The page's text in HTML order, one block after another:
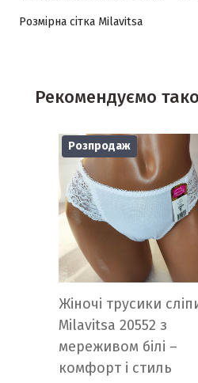
Розмірна сітка Milavitsa
Рекомендуємо
Розпродаж
Жіночі трусики
Milavitsa 20552 з
мереживом білі –
комфорт і стиль